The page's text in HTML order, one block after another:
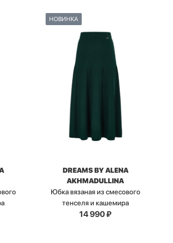
НОВИНКА
DREAMS BY ALENA
AKHMADULLINA
Юбка вязаная из смесового
тенселя и кашемира
14 990₽